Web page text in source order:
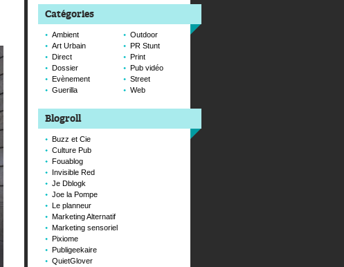
Catégories
Ambient
Art Urbain
Direct
Dossier
Evènement
Guerilla
Outdoor
PR Stunt
Print
Pub vidéo
Street
Web
Blogroll
Buzz et Cie
Culture Pub
Fouablog
Invisible Red
Je Dblogk
Joe la Pompe
Le planneur
Marketing Alternatif
Marketing sensoriel
Pixiome
Publigeekaire
QuietGlover